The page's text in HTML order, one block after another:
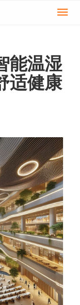
切
能温湿
适健康